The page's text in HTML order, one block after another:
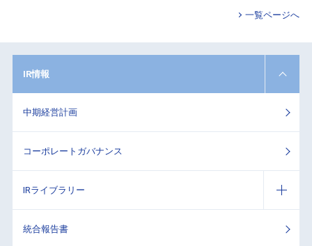
一覧ページへ
IR情報
中期経営計画
コーポレートガバナンス
IRライブラリー
統合報告書